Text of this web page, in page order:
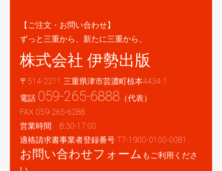
【ご注文・お問い合わせ】
ずっと三重から、新たに三重から、
株式会社 伊勢出版
〒514-2211 三重県津市芸濃町椋本4434-1
電話 059-265-6888 （代表）
FAX 059-265-6288
営業時間 8:30-17:00
適格請求書事業者登録番号 T7-1900-0100-0081
お問い合わせフォーム もご利用くださ